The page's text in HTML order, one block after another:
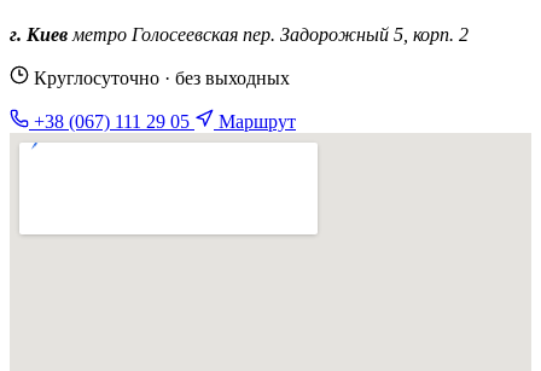
г. Киев метро Голосеевская пер. Задорожный 5, корп. 2
Круглосуточно · без выходных
+38 (067) 111 29 05 Маршрут